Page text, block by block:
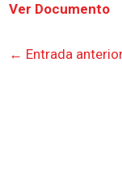
Ver Documento
← Entrada